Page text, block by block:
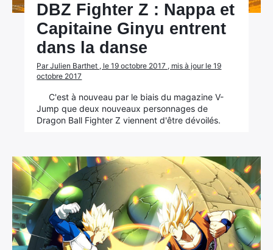
DBZ Fighter Z : Nappa et
Capitaine Ginyu entrent
dans la danse
Par Julien Barthet , le 19 octobre 2017 , mis à jour le 19
octobre 2017
C'est à nouveau par le biais du magazine V-
Jump que deux nouveaux personnages de
Dragon Ball Fighter Z viennent d'être dévoilés.